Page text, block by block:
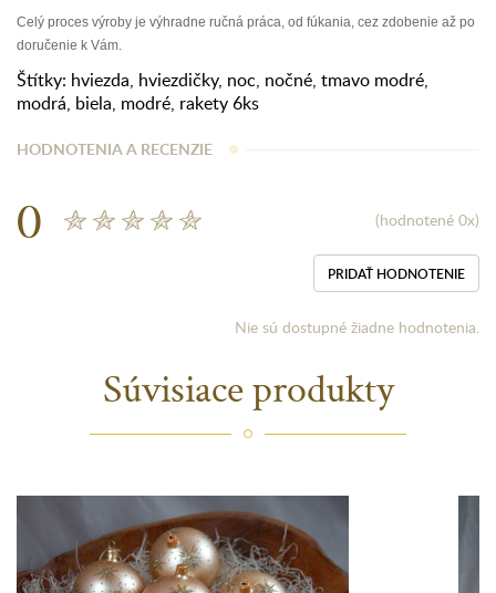
Celý proces výroby je výhradne ručná práca, od fúkania, cez zdobenie až po
doručenie k Vám.
Štítky: hviezda, hviezdičky, noc, nočné, tmavo modré,
modrá, biela, modré, rakety 6ks
HODNOTENIA A RECENZIE
0 (hodnotené 0x)
PRIDAŤ HODNOTENIE
Nie sú dostupné žiadne hodnotenia.
Súvisiace produkty